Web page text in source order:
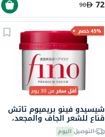
72
90
45% خصم
أقل سعرمن 30 يوم
شيسيدو فينو بريميوم تاتش
قناع للشعر الجاف والمجعد،
230 جرامالتوصيل اليوم